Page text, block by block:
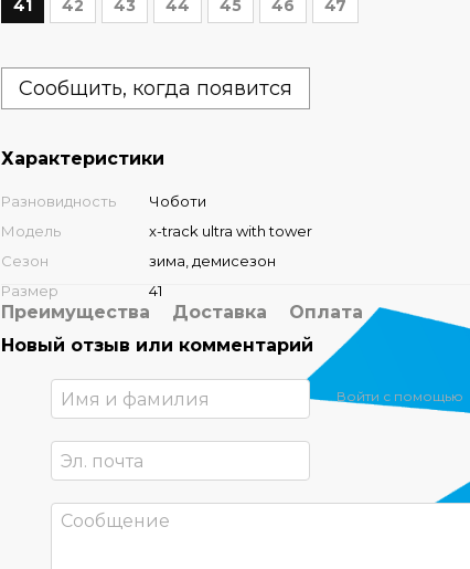
41 42 43 44 45 46 47
Сообщить, когда появится
Характеристики
Разновидность
Чоботи
Модель
x-track ultra with tower
Сезон
зима, демисезон
Размер
41
Преимущества Доставка
Оплата
Новый отзыв или комментарий
Войти с помощью